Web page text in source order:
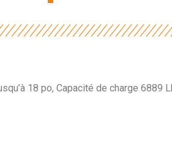
18 po, Capacité de charge 6889